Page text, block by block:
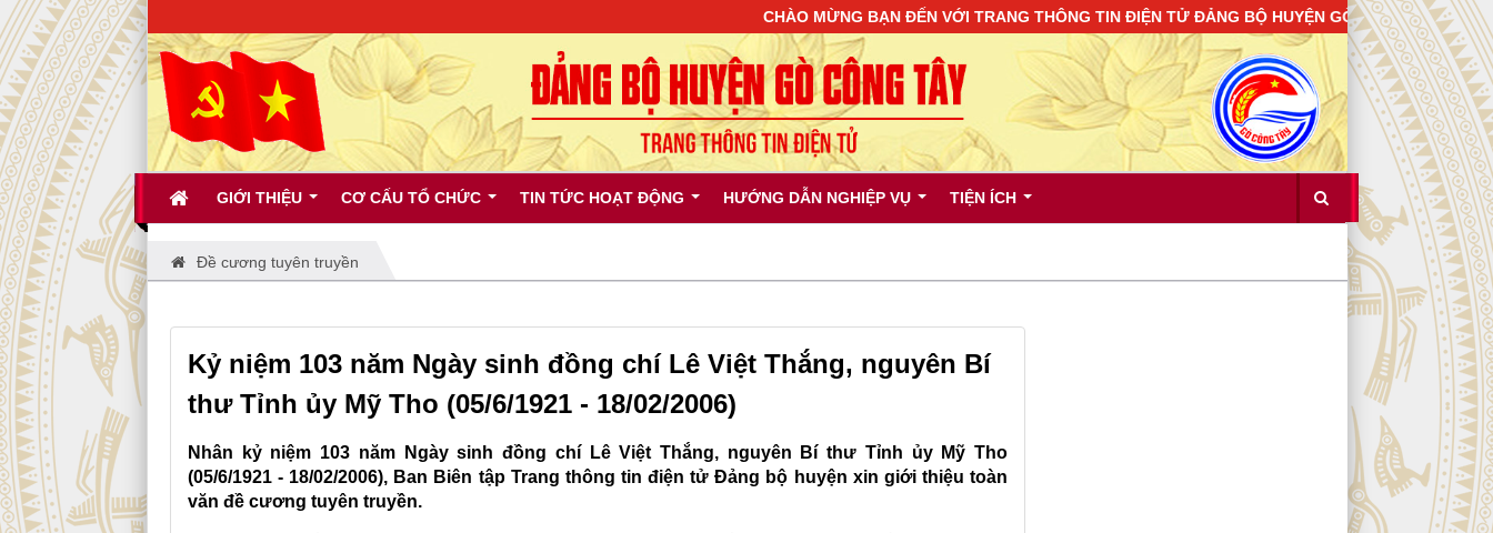
GIỚI THIỆU CƠ CẤU TỔ CHỨC TIN TỨC HOẠT ĐỘNG HƯỚNG DẪN NGHIỆP VỤ TIỆN ÍCH
CHÀO MỪNG BẠN ĐẾN VỚI TRANG THÔNG TIN ĐIỆN TỬ ĐẢNG BỘ HUYỆN GÒ CÔNG TÂY !
Đề cương tuyên truyền
Kỷ niệm 103 năm Ngày sinh đồng chí Lê Việt Thắng, nguyên Bí
thư Tỉnh ủy Mỹ Tho (05/6/1921 - 18/02/2006)
Nhân kỷ niệm 103 năm Ngày sinh đồng chí Lê Việt Thắng, nguyên Bí thư Tỉnh ủy Mỹ Tho
(05/6/1921 - 18/02/2006), Ban Biên tập Trang thông tin điện tử Đảng bộ huyện xin giới thiệu toàn
văn đề cương tuyên truyền.